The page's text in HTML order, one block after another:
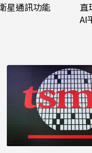
星通訊功能
直
AI